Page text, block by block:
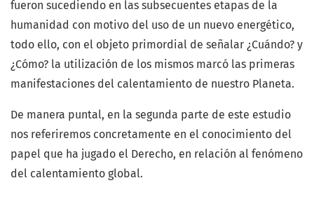
fueron sucediendo en las subsecuentes etapas de la
humanidad con motivo del uso de un nuevo energético,
todo ello, con el objeto primordial de señalar ¿Cuándo? y
¿Cómo? la utilización de los mismos marcó las primeras
manifestaciones del calentamiento de nuestro Planeta.
De manera puntal, en la segunda parte de este estudio
nos referiremos concretamente en el conocimiento del
papel que ha jugado el Derecho, en relación al fenómeno
del calentamiento global.